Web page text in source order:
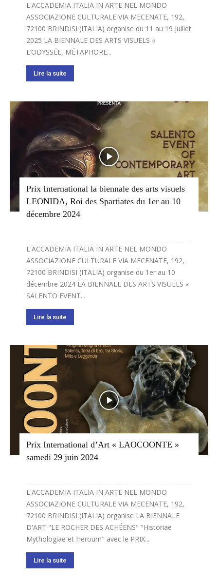
L'ACCADEMIA ITALIA IN ARTE NEL MONDO
ASSOCIAZIONE CULTURALE VIA MECENATE, 192,
72100 BRINDISI (ITALIA) organise du 11 au 19 juillet
2025 LA BIENNALE DES ARTS VISUELS «
L’ODYSSÉE, MÉTAPHORE...
Lire la suite
Prix International la biennale des arts visuels
LEONIDA, Roi des Spartiates du 1er au 10
décembre 2024
L'ACCADEMIA ITALIA IN ARTE NEL MONDO
ASSOCIAZIONE CULTURALE VIA MECENATE, 192,
72100 BRINDISI (ITALIA) organise du 1er au 10
décembre 2024 LA BIENNALE DES ARTS VISUELS «
SALENTO EVENT...
Lire la suite
Prix International d’Art « LAOCOONTE »
samedi 29 juin 2024
L'ACCADEMIA ITALIA IN ARTE NEL MONDO
ASSOCIAZIONE CULTURALE VIA MECENATE, 192,
72100 BRINDISI (ITALIA) organise LA BIENNALE
D'ART "LE ROCHER DES ACHÉENS" "Historiae
Mythologiae et Heroum" avec le PRIX...
Lire la suite